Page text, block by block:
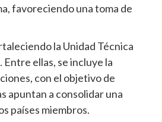
favoreciendo una toma de
la Unidad Técnica
ellas, se incluye la
con el objetivo de
apuntan a consolidar una
países miembros.